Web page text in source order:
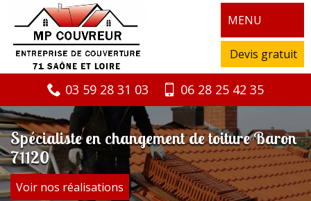
MENU
Devis gratuit
03 59 28 31 03 06 28 25 42 35
Spécialiste en changement de toiture Baron
71120
Voir nos réalisations